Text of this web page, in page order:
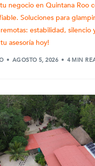
negocio en Quintana Roo
Soluciones para
estabilidad, silencio
asesoría hoy!
AGOSTO 5, 2026 4 MIN